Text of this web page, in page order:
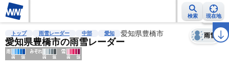
検索 現在地
雨雲レーダー 台風情報 地震情報 警報・注意報 2週間天気 ラ
トップ 雨雪レーダー 中部 愛知 愛知県豊橋市
愛知県豊橋市の雨雪レーダー
雨雪
天気 台風